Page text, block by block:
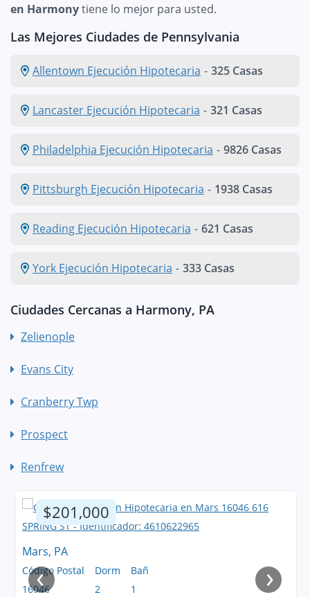
en Harmonytiene lo mejor para usted.
Las Mejores Ciudades de Pennsylvania
Allentown Ejecución Hipotecaria - 325 Casas
Lancaster Ejecución Hipotecaria - 321 Casas
Philadelphia Ejecución Hipotecaria - 9826 Casas
Pittsburgh Ejecución Hipotecaria - 1938 Casas
Reading Ejecución Hipotecaria - 621 Casas
York Ejecución Hipotecaria - 333 Casas
Ciudades Cercanas a Harmony, PA
Zelienople
Evans City
Cranberry Twp
Prospect
Renfrew
$201,000
Mars, PA
Código Postal
16046
Dorm
2
Bañ
1
‹ ›